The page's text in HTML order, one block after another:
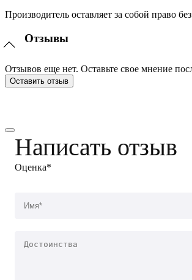
Производитель оставляет за собой право
Отзывы
Отзывов еще нет. Оставьте свое мнение
Оставить отзыв
Написать отзыв
Оценка*